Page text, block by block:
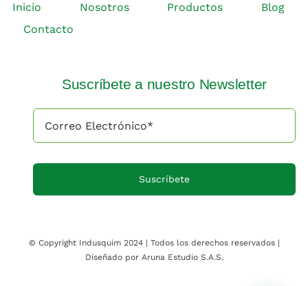
Inicio Nosotros Productos
Blog
Contacto
Suscríbete a nuestro Newsletter
Suscríbete
© Copyright Indusquim 2024 | Todos los derechos reservados |
Diseñado por Aruna Estudio S.A.S.